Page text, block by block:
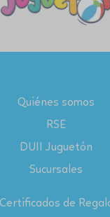
Quiénes somos
RSE
DUII Juguetón
Sucursales
Certificados de